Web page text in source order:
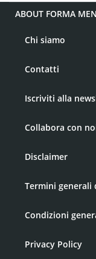
ABOUT FORMA
Chi siamo
Contatti
Iscriviti alla
Collabora con
Disclaimer
Termini generali
Condizioni
Privacy Policy